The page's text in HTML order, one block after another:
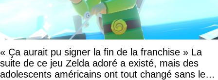
« Ça aurait pu signer la fin de la franchise » La
suite de ce jeu Zelda adoré a existé, mais des
adolescents américains ont tout changé sans le